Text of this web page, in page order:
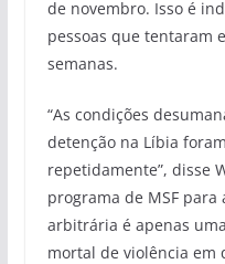
de novembro. Isso é
pessoas que tentaram
semanas.
“As condições
detenção na Líbia
repetidamente”, disse
programa de MSF para
arbitrária é apenas
mortal de violência em